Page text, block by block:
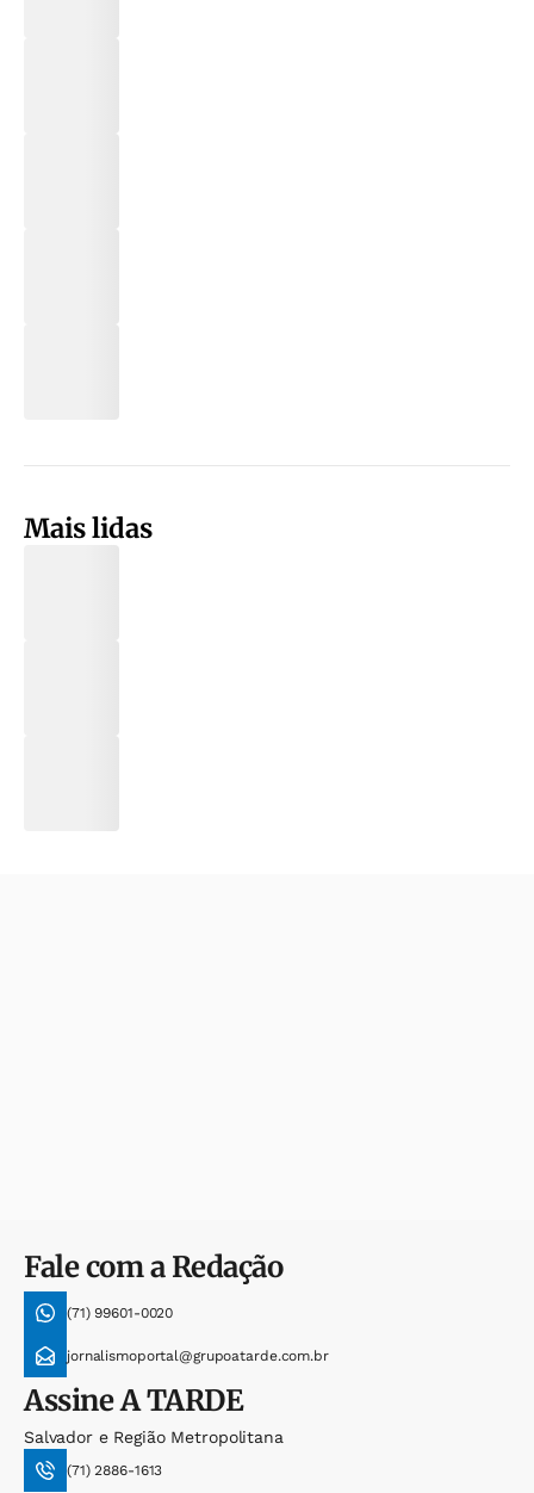
Mais lidas
Fale com a Redação
(71) 99601-0020
jornalismoportal@grupoatarde.com.br
AssineA TARDE
Salvador e Região Metropolitana
(71) 2886-1613